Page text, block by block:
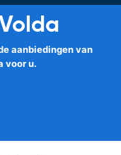
aanbiedingen van
voor u.